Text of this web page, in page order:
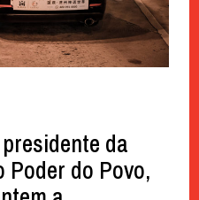
da
Poder do Povo,